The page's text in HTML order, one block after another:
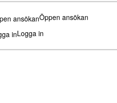
Öppen ansökan
Logga in